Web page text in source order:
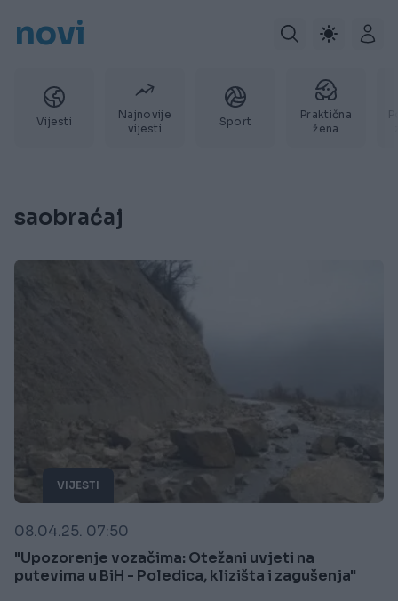
novi
Vijesti
Najnovije
vijesti
Sport
Praktična
žena
saobraćaj
VIJESTI
08.04.25. 07:50
"Upozorenje vozačima: Otežani uvjeti na
putevima u BiH - Poledica, klizišta i zagušenja"